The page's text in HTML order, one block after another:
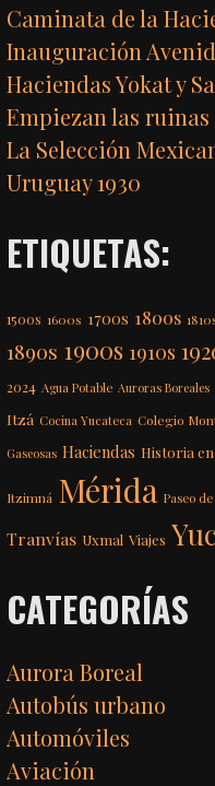
Caminata de la
Inauguración
Haciendas Yokat y
Empiezan las ruinas
La Selección
Uruguay 1930
ETIQUETAS:
1500s 1600s 1700s 1800s
1890s 1900s 1910s
2024 Agua Potable Auroras Boreales
Itzá Cocina Yucateca Colegio
Gaseosas Haciendas Historia
Itzimná Mérida Paseo
Tranvías Uxmal Viajes
CATEGORÍAS
Aurora Boreal
Autobús urbano
Automóviles
Aviación